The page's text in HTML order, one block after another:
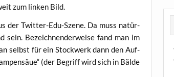
zum lin­ken Bild.
der Twit­ter-Edu-Sze­ne. Da muss natür­
sein. Bezeich­nen­der­wei­se fand man im
selbst für ein Stock­werk dann den Auf­
(der Begriff wird sich in Bäl­de